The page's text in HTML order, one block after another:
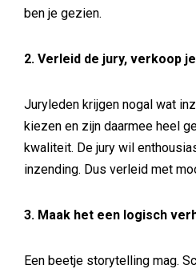
ben je gezien.
2. Verleid de jury, verkoop
Juryleden krijgen nogal wat
kiezen en zijn daarmee heel
kwaliteit. De jury wil
inzending. Dus verleid met
3. Maak het een logisch
Een beetje storytelling mag.